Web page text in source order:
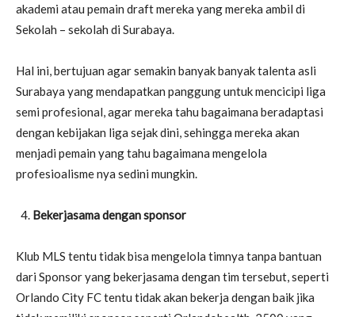
akademi atau pemain draft mereka yang mereka ambil di
Sekolah – sekolah di Surabaya.
Hal ini, bertujuan agar semakin banyak banyak talenta asli
Surabaya yang mendapatkan panggung untuk mencicipi liga
semi profesional, agar mereka tahu bagaimana beradaptasi
dengan kebijakan liga sejak dini, sehingga mereka akan
menjadi pemain yang tahu bagaimana mengelola
profesioalisme nya sedini mungkin.
Bekerjasama dengan sponsor
Klub MLS tentu tidak bisa mengelola timnya tanpa bantuan
dari Sponsor yang bekerjasama dengan tim tersebut, seperti
Orlando City FC tentu tidak akan bekerja dengan baik jika